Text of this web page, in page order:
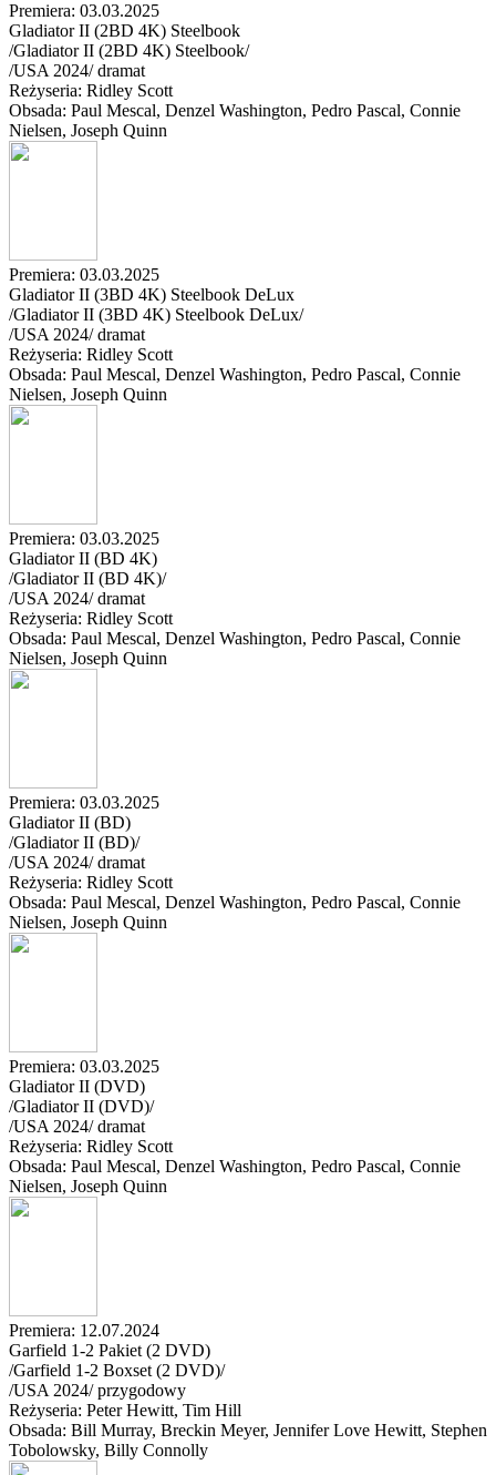
Premiera: 03.03.2025
Gladiator II (2BD 4K) Steelbook
/Gladiator II (2BD 4K) Steelbook/
/USA 2024/dramat
Reżyseria: Ridley Scott
Obsada: Paul Mescal, Denzel Washington, Pedro Pascal, Connie
Nielsen, Joseph Quinn
Premiera: 03.03.2025
Gladiator II (3BD 4K) Steelbook DeLux
/Gladiator II (3BD 4K) Steelbook DeLux/
/USA 2024/dramat
Reżyseria: Ridley Scott
Obsada: Paul Mescal, Denzel Washington, Pedro Pascal, Connie
Nielsen, Joseph Quinn
Premiera: 03.03.2025
Gladiator II (BD 4K)
/Gladiator II (BD 4K)/
/USA 2024/dramat
Reżyseria: Ridley Scott
Obsada: Paul Mescal, Denzel Washington, Pedro Pascal, Connie
Nielsen, Joseph Quinn
Premiera: 03.03.2025
Gladiator II (BD)
/Gladiator II (BD)/
/USA 2024/dramat
Reżyseria: Ridley Scott
Obsada: Paul Mescal, Denzel Washington, Pedro Pascal, Connie
Nielsen, Joseph Quinn
Premiera: 03.03.2025
Gladiator II (DVD)
/Gladiator II (DVD)/
/USA 2024/dramat
Reżyseria: Ridley Scott
Obsada: Paul Mescal, Denzel Washington, Pedro Pascal, Connie
Nielsen, Joseph Quinn
Premiera: 12.07.2024
Garfield 1-2 Pakiet (2 DVD)
/Garfield 1-2 Boxset (2 DVD)/
/USA 2024/przygodowy
Reżyseria: Peter Hewitt, Tim Hill
Obsada: Bill Murray, Breckin Meyer, Jennifer Love Hewitt, Stephen
Tobolowsky, Billy Connolly